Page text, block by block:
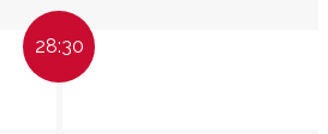
28:30